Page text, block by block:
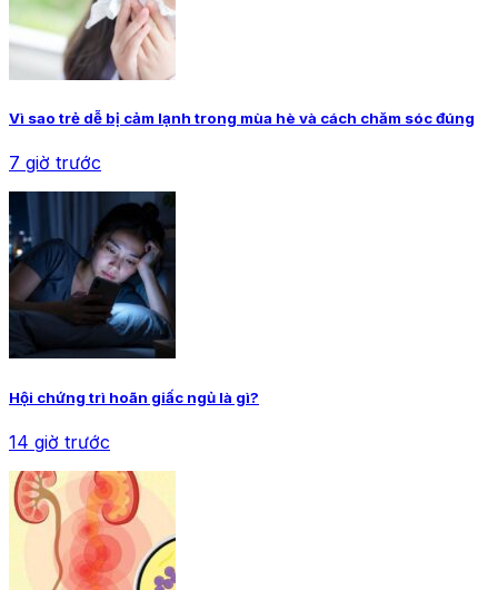
Vì sao trẻ dễ bị cảm lạnh trong mùa hè và cách chăm sóc đúng
7 giờ trước
Hội chứng trì hoãn giấc ngủ là gì?
14 giờ trước